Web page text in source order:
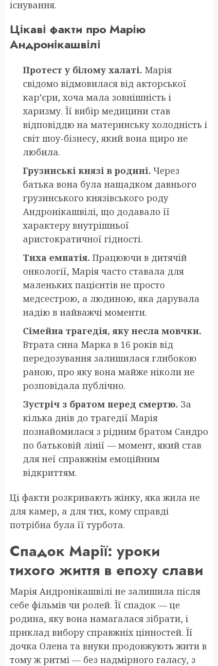
існування.
Цікаві факти про Марію
Андронікашвілі
Протест у білому халаті. Марія
свідомо відмовилася від акторської
кар’єри, хоча мала зовнішність і
харизму. Її вибір медицини став
відповіддю на материнську холодність і
світ шоу-бізнесу, який вона щиро не
любила.
Грузинські князі в родині. Через
батька вона була нащадком давнього
грузинського князівського роду
Андронікашвілі, що додавало її
характеру внутрішньої
аристократичної гідності.
Тиха емпатія. Працюючи в дитячій
онкології, Марія часто ставала для
маленьких пацієнтів не просто
медсестрою, а людиною, яка дарувала
надію в найважчі моменти.
Сімейна трагедія, яку несла мовчки.
Втрата сина Марка в 16 років від
передозування залишилася глибокою
раною, про яку вона майже ніколи не
розповідала публічно.
Зустріч з братом перед смертю. За
кілька днів до трагедії Марія
познайомилася з рідним братом Сандро
по батьковій лінії — момент, який став
для неї справжнім емоційним
відкриттям.
Ці факти розкривають жінку, яка жила не
для камер, а для тих, кому справді
потрібна була її турбота.
Спадок Марії: уроки
тихого життя в епоху слави
Марія Андронікашвілі не залишила після
себе фільмів чи ролей. Її спадок — це
родина, яку вона намагалася зібрати, і
приклад вибору справжніх цінностей. Її
дочка Олена та внуки продовжують жити в
тому ж ритмі — без надмірного галасу, з